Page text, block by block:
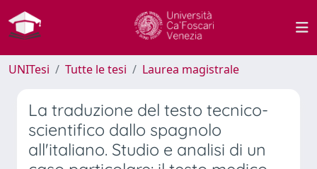
UNITesi Tutte le tesi Laurea magistrale
La traduzione del testo tecnico-
scientifico dallo spagnolo
all'italiano. Studio e analisi di un